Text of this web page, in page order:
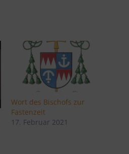
Wort des Bischofs zur
Fastenzeit
17. Februar 2021